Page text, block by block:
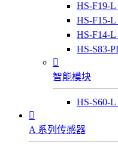
HS-F19-
HS-F15-
HS-F14-
HS-S83-

智能模块
HS-S60-

A 系列传感器